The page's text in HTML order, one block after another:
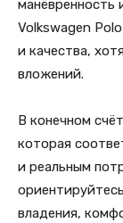
манёвренность
Volkswagen
и качества,
вложений.
В конечном
которая
и реальным
владения,